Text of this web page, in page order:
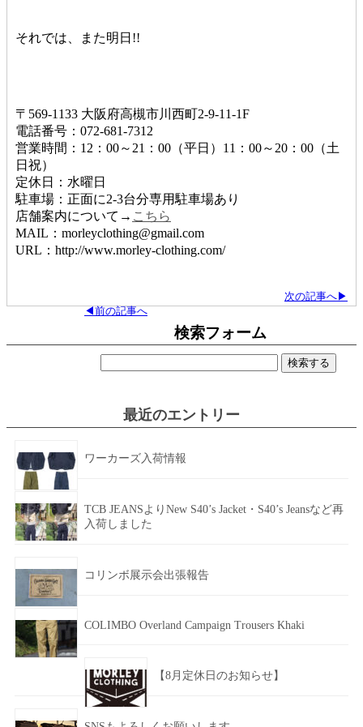
それでは、また明日!!
〒569-1133 大阪府高槻市川西町2-9-11-1F
電話番号：072-681-7312
営業時間：12：00～21：00（平日）11：00～20：00（土
日祝）
定休日：水曜日
駐車場：正面に2-3台分専用駐車場あり
店舗案内について→ こちら
MAIL：morleyclothing@gmail.com
URL：http://www.morley-clothing.com/
次の記事へ▶
◀前の記事へ
検索フォーム
最近のエントリー
ワーカーズ入荷情報
TCB JEANSよりNew S40’s Jacket・S40’s Jeansなど再
入荷しました
コリンボ展示会出張報告
COLIMBO Overland Campaign Trousers Khaki
【8月定休日のお知らせ】